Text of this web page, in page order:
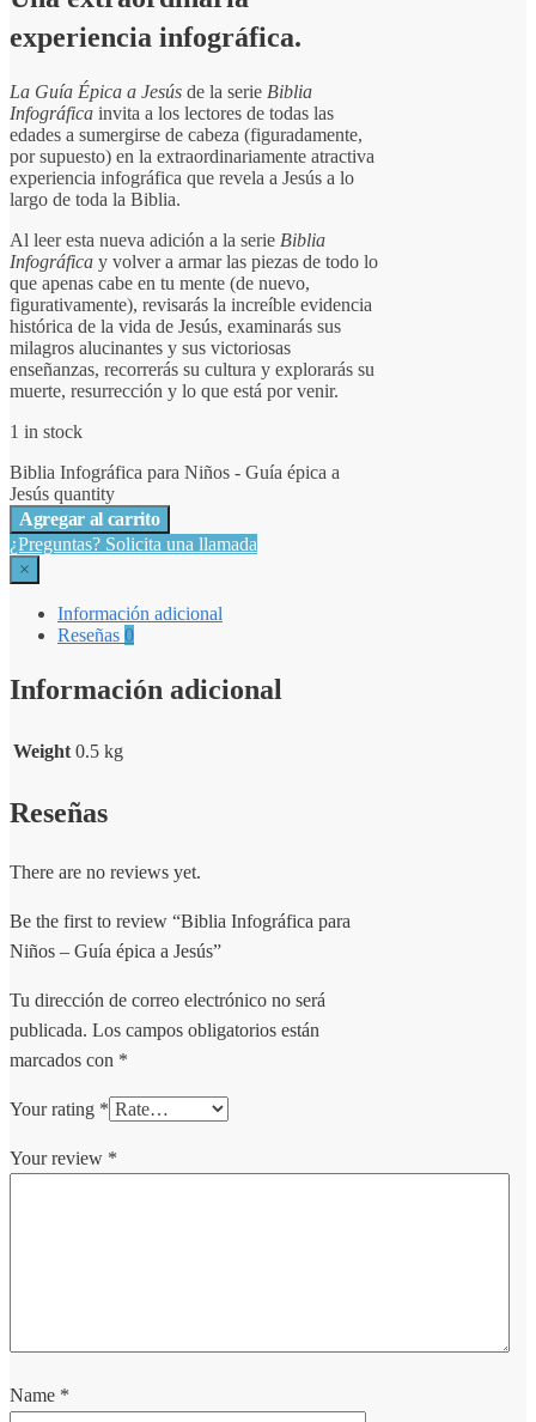
experiencia infográfica.
La Guía Épica a Jesús de la serie Biblia
Infográfica invita a los lectores de todas las
edades a sumergirse de cabeza (figuradamente,
por supuesto) en la extraordinariamente atractiva
experiencia infográfica que revela a Jesús a lo
largo de toda la Biblia.
Al leer esta nueva adición a la serie Biblia
Infográfica y volver a armar las piezas de todo lo
que apenas cabe en tu mente (de nuevo,
figurativamente), revisarás la increíble evidencia
histórica de la vida de Jesús, examinarás sus
milagros alucinantes y sus victoriosas
enseñanzas, recorrerás su cultura y explorarás su
muerte, resurrección y lo que está por venir.
1 in stock
Biblia Infográfica para Niños - Guía épica a
Jesús quantity
Agregar al carrito
¿Preguntas? Solicita una llamada
×
Información adicional
Reseñas 0
Información adicional
Weight 0.5 kg
Reseñas
There are no reviews yet.
Be the first to review “Biblia Infográfica para
Niños – Guía épica a Jesús”
Tu dirección de correo electrónico no será
publicada. Los campos obligatorios están
marcados con *
Your rating *
Your review *
Name *